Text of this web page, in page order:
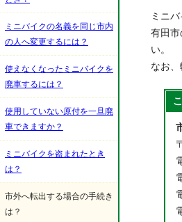
ミニ
有田市
い。
なお
ミニバイクの名義を同じ市内
の人へ変更するには？
使えなくなったミニバイクを
廃車するには？
使用していない原付を一旦廃
車できますか？
ミニバイクを盗まれたとき
は？
市外へ転出する場合の手続き
は？